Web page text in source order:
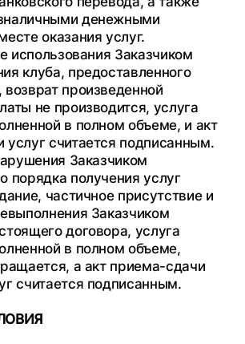
денежными
оказания услуг.
использования Заказчиком
клуба, предоставленного
произведенной
не производится, услуга
в полном объеме, и акт
услуг считается подписанным.
Заказчиком
порядка получения услуг
частичное присутствие и
Заказчиком
договора, услуга
в полном объеме,
а акт приема-сдачи
считается подписанным.